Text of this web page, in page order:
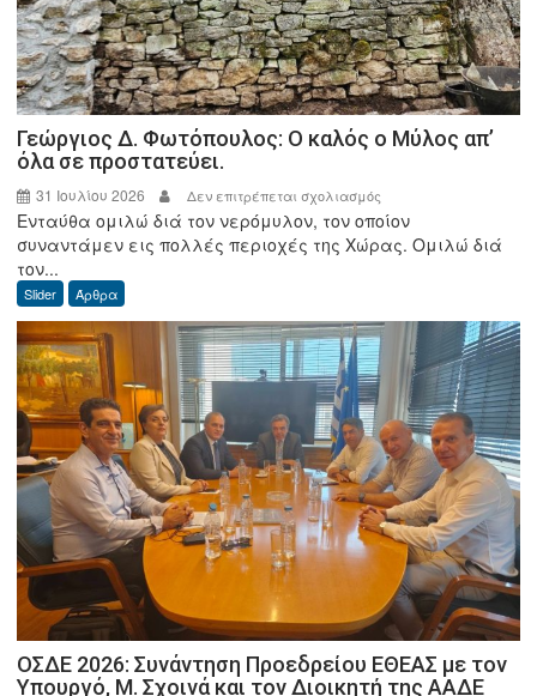
Γεώργιος Δ. Φωτόπουλος: Ο καλός ο Μύλος απ’
όλα σε προστατεύει.
31 Ιουλίου 2026 Δεν επιτρέπεται σχολιασμός
Γεώργιος
Δ.
καλός
Μύλος
απ’
όλα
σε
προστατεύει.
Ενταύθα ομιλώ διά τον νερόμυλον, τον οποίον
συναντάμεν εις πολλές περιοχές της Χώρας. Ομιλώ διά
τον...
Slider Άρθρα
ΟΣΔΕ 2026: Συνάντηση Προεδρείου ΕΘΕΑΣ με τον
Υπουργό, Μ. Σχοινά και τον Διοικητή της ΑΑΔΕ